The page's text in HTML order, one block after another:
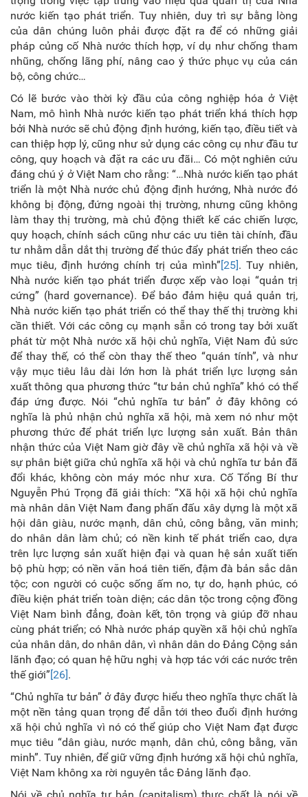
nước kiến tạo phát triển. Tuy nhiên, duy trì sự bằng lòng
của dân chúng luôn phải được đặt ra để có những giải
pháp củng cố Nhà nước thích hợp, ví dụ như chống tham
nhũng, chống lãng phí, nâng cao ý thức phục vụ của cán
bộ, công chức…
Có lẽ bước vào thời kỳ đầu của công nghiệp hóa ở Việt
Nam, mô hình Nhà nước kiến tạo phát triển khá thích hợp
bởi Nhà nước sẽ chủ động định hướng, kiến tạo, điều tiết và
can thiệp hợp lý, cũng như sử dụng các công cụ như đầu tư
công, quy hoạch và đặt ra các ưu đãi… Có một nghiên cứu
đáng chú ý ở Việt Nam cho rằng: “…Nhà nước kiến tạo phát
triển là một Nhà nước chủ động định hướng, Nhà nước đó
không bị động, đứng ngoài thị trường, nhưng cũng không
làm thay thị trường, mà chủ động thiết kế các chiến lược,
quy hoạch, chính sách cũng như các ưu tiên tài chính, đầu
tư nhằm dẫn dắt thị trường để thúc đẩy phát triển theo các
mục tiêu, định hướng chính trị của mình”[25]. Tuy nhiên,
Nhà nước kiến tạo phát triển được xếp vào loại “quản trị
cứng” (hard governance). Để bảo đảm hiệu quả quản trị,
Nhà nước kiến tạo phát triển có thể thay thế thị trường khi
cần thiết. Với các công cụ mạnh sẵn có trong tay bởi xuất
phát từ một Nhà nước xã hội chủ nghĩa, Việt Nam đủ sức
để thay thế, có thể còn thay thế theo “quán tính”, và như
vậy mục tiêu lâu dài lớn hơn là phát triển lực lượng sản
xuất thông qua phương thức “tư bản chủ nghĩa” khó có thể
đáp ứng được. Nói “chủ nghĩa tư bản” ở đây không có
nghĩa là phủ nhận chủ nghĩa xã hội, mà xem nó như một
phương thức để phát triển lực lượng sản xuất. Bản thân
nhận thức của Việt Nam giờ đây về chủ nghĩa xã hội và về
sự phân biệt giữa chủ nghĩa xã hội và chủ nghĩa tư bản đã
đổi khác, không còn máy móc như xưa. Cố Tổng Bí thư
Nguyễn Phú Trọng đã giải thích: “Xã hội xã hội chủ nghĩa
mà nhân dân Việt Nam đang phấn đấu xây dựng là một xã
hội dân giàu, nước mạnh, dân chủ, công bằng, văn minh;
do nhân dân làm chủ; có nền kinh tế phát triển cao, dựa
trên lực lượng sản xuất hiện đại và quan hệ sản xuất tiến
bộ phù hợp; có nền văn hoá tiên tiến, đậm đà bản sắc dân
tộc; con người có cuộc sống ấm no, tự do, hạnh phúc, có
điều kiện phát triển toàn diện; các dân tộc trong cộng đồng
Việt Nam bình đẳng, đoàn kết, tôn trọng và giúp đỡ nhau
cùng phát triển; có Nhà nước pháp quyền xã hội chủ nghĩa
của nhân dân, do nhân dân, vì nhân dân do Đảng Cộng sản
lãnh đạo; có quan hệ hữu nghị và hợp tác với các nước trên
thế giới”[26].
“Chủ nghĩa tư bản” ở đây được hiểu theo nghĩa thực chất là
một nền tảng quan trọng để dẫn tới theo đuổi định hướng
xã hội chủ nghĩa vì nó có thể giúp cho Việt Nam đạt được
mục tiêu “dân giàu, nước mạnh, dân chủ, công bằng, văn
minh”. Tuy nhiên, để giữ vững định hướng xã hội chủ nghĩa,
Việt Nam không xa rời nguyên tắc Đảng lãnh đạo.